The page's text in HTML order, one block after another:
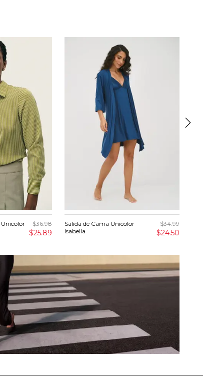
$36.98
$25.89
Salida de Cama Unicolor
Isabella
$34.99
$24.50